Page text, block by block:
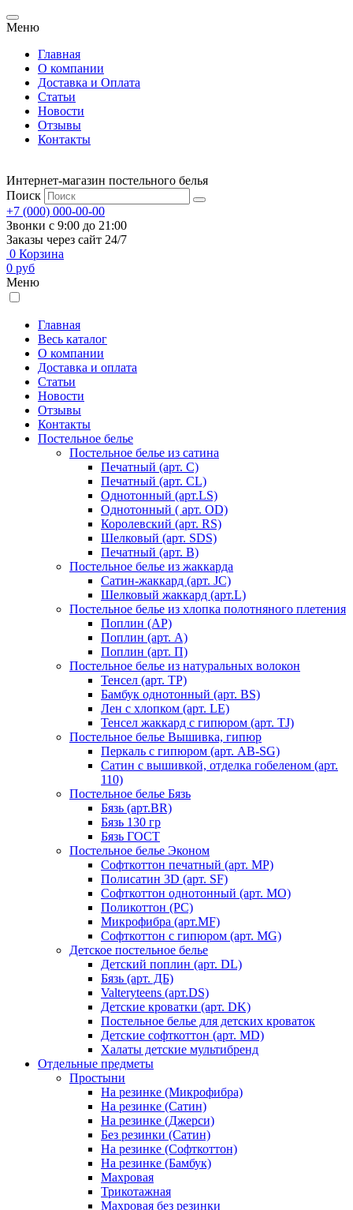
Меню
Главная
О компании
Доставка и Оплата
Статьи
Новости
Отзывы
Контакты
Интернет-магазин постельного белья
Поиск
+7 (000) 000-00-00
Звонки с 9:00 до 21:00
Заказы через сайт 24/7
0 Корзина
0 руб
Меню
Главная
Весь каталог
О компании
Доставка и оплата
Статьи
Новости
Отзывы
Контакты
Постельное белье
Постельное белье из сатина
Печатный (арт. С)
Печатный (арт. СL)
Однотонный (арт.LS)
Однотонный ( арт. OD)
Королевский (арт. RS)
Шелковый (арт. SDS)
Печатный (арт. В)
Постельное белье из жаккарда
Сатин-жаккард (арт. JC)
Шелковый жаккард (арт.L)
Постельное белье из хлопка полотняного плетения
Поплин (AP)
Поплин (арт. А)
Поплин (арт. П)
Постельное белье из натуральных волокон
Тенсел (арт. ТР)
Бамбук однотонный (арт. BS)
Лен с хлопком (арт. LE)
Тенсел жаккард с гипюром (арт. TJ)
Постельное белье Вышивка, гипюр
Перкаль с гипюром (арт. AB-SG)
Сатин с вышивкой, отделка гобеленом (арт.
110)
Постельное белье Бязь
Бязь (арт.BR)
Бязь 130 гр
Бязь ГОСТ
Постельное белье Эконом
Софткоттон печатный (арт. MР)
Полисатин 3D (арт. SF)
Софткоттон однотонный (арт. MO)
Поликоттон (PC)
Микрофибра (арт.MF)
Софткоттон с гипюром (арт. MG)
Детское постельное белье
Детский поплин (арт. DL)
Бязь (арт. ДБ)
Valteryteens (арт.DS)
Детские кроватки (арт. DK)
Постельное белье для детских кроваток
Детские софткоттон (арт. MD)
Халаты детские мультибренд
Отдельные предметы
Простыни
На резинке (Микрофибра)
На резинке (Сатин)
На резинке (Джерси)
Без резинки (Сатин)
На резинке (Софткоттон)
На резинке (Бамбук)
Махровая
Трикотажная
Махровая без резинки